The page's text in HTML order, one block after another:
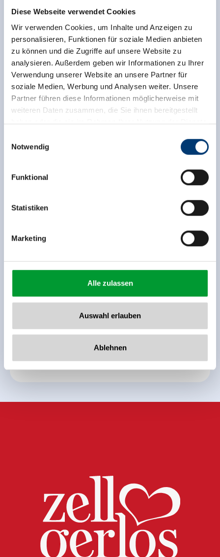
Diese Webseite verwendet Cookies
Wir verwenden Cookies, um Inhalte und Anzeigen zu
personalisieren, Funktionen für soziale Medien anbieten
zu können und die Zugriffe auf unsere Website zu
analysieren. Außerdem geben wir Informationen zu Ihrer
Verwendung unserer Website an unsere Partner für
soziale Medien, Werbung und Analysen weiter. Unsere
Partner führen diese Informationen möglicherweise mit
weiteren Daten zusammen, die Sie ihnen bereitgestellt
haben oder die sie im Rahmen Ihrer Nutzung der Dienste
Rohr 23// A-6280 Zell am Ziller
www.zillertalarena.com
Notwendig
Funktional
Statistiken
Marketing
Alle zulassen
Auswahl erlauben
Ablehnen
Terug naar het overzicht
Meld u nu aan voor de nieuwsbrief!
Registreer